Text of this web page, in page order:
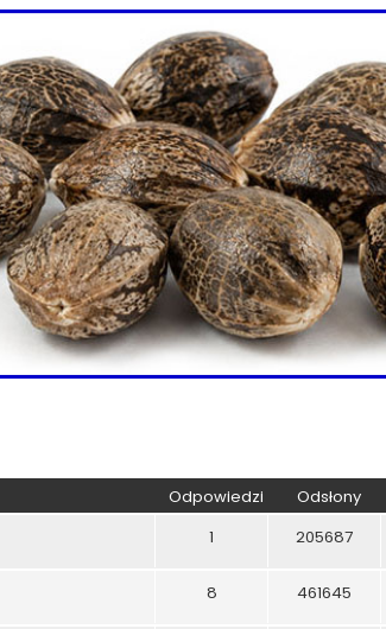
Odpowiedzi Odsłony
1 205687
8 461645